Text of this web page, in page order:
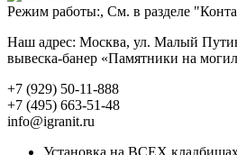
Режим работы:, См. в разделе
Наш адрес: Москва, ул. Малый
вывеска-банер «Памятники на
+7 (929) 50-11-888
+7 (495) 663-51-48
info@igranit.ru
Установка на ВСЕХ